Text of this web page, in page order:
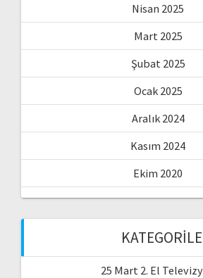
Nisan 2025
Mart 2025
Şubat 2025
Ocak 2025
Aralık 2024
Kasım 2024
Ekim 2020
25 Mart 2. El